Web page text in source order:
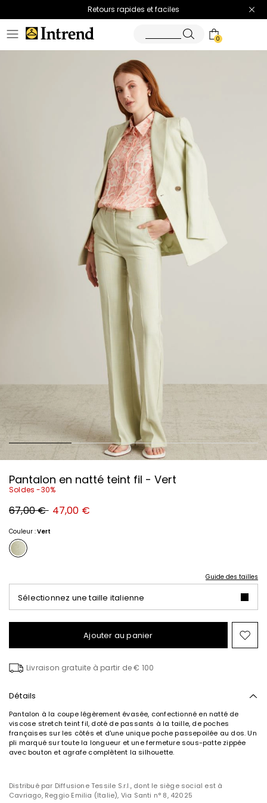
Retours rapides et faciles
0
Pantalon en natté teint fil - Vert
Soldes -30%
Prix
original
€
67,00 €
Nouveau
prix
47,00 €
Couleur :Vert
Guide des tailles
Sélectionnez une taille italienne
Ajouter au panier
Livraison gratuite à partir de € 100
Détails
Pantalon à la coupe légèrement évasée, confectionné en natté de
viscose stretch teint fil, doté de passants à la taille, de poches
françaises sur les côtés et d'une unique poche passepoilée au dos. Un
pli marqué sur toute la longueur et une fermeture sous-patte zippée
avec bouton et agrafe complètent la silhouette.
Distribué par Diffusione Tessile S.r.l., dont le siège social est à
Cavriago, Reggio Emilia (Italie), Via Santi n° 8, 42025
S’abonner à notre
Newsletter
arrivages, les événements et les projets spéciaux !